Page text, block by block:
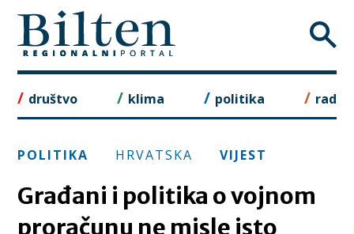
to
content
društvo klima politika rad
POLITIKA HRVATSKA VIJEST
Građani i politika o vojnom
proračunu ne misle isto